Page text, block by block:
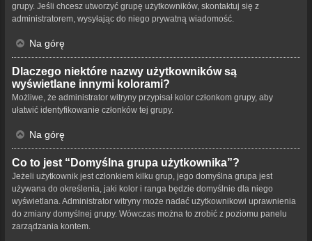
grupy. Jeśli chcesz utworzyć grupę użytkowników, skontaktuj się z
administratorem, wysyłając do niego prywatną wiadomość.
Na górę
Dlaczego niektóre nazwy użytkowników są
wyświetlane innymi kolorami?
Możliwe, że administrator witryny przypisał kolor członkom grupy, aby
ułatwić identyfikowanie członków tej grupy.
Na górę
Co to jest “Domyślna grupa użytkownika”?
Jeżeli użytkownik jest członkiem kilku grup, jego domyślna grupa jest
używana do określenia, jaki kolor i ranga będzie domyślnie dla niego
wyświetlana. Administrator witryny może nadać użytkownikowi uprawnienia
do zmiany domyślnej grupy. Wówczas można to zrobić z poziomu panelu
zarządzania kontem.